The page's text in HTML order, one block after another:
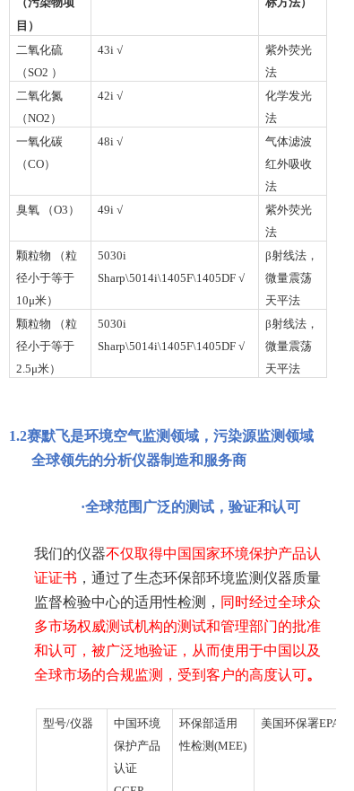
目）
二氧化硫
（SO2 ）
43i√
紫外荧光
法
二氧化氮
（NO2 ）
42i√
化学发光
法
一氧化碳
（CO）
48i√
气体滤波
红外吸收
法
臭氧
（O3 ） 49i√
紫外荧光
法
颗粒物 （粒
径小于等于
10μ米）
5030i
Sharp\5014i\1405F\1405DF √
β射线法，
微量震荡
天平法
颗粒物 （粒
径小于等于
2.5μ米）
5030i
Sharp\5014i\1405F\1405DF√
β射线法，
微量震荡
天平法
1.2赛默飞是环境空气监测领域，污染源监测领域
全球领先的分析仪器制造和服务商
·全球范围广泛的测试，验证和认可
我们的仪器不仅取得中国国家环境保护产品认
证证书 ，通过了生态环保部环境监测仪器质量
监督检验中心的适用性检测， 同时经过全球众
多市场权威测试机构的测试和管理部门的批准
和认可，被广泛地验证，从而使用于中国以及
全球市场的合规监测，受到客户的高度认可。
型号/仪器
中国环境
保护产品
认证
环保部适用
性检测(MEE)
美国环保署EPA